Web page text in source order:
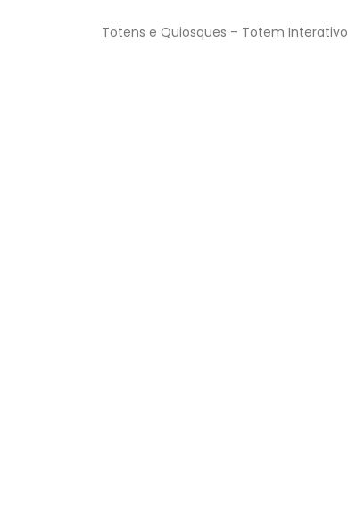
Totens e Quiosques – Totem Interativo